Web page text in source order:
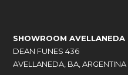
SHOWROOM AVELLANEDA
DEAN FUNES 436
AVELLANEDA, BA, ARGENTINA